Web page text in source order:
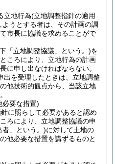
立地行為(立地調整指針の適用
ようとする者は、その計画の調
市長に協議を求めることがで
「立地調整協議」という。)を
ころにより、立地行為の計画
に申し出なければならない。
出を受理したときは、立地調整
他技術的観点から、当該立地
必要な措置)
に照らして必要があると認め
ろにより、立地調整協議の申
者」という。)に対して土地の
他必要な措置を講ずるものと